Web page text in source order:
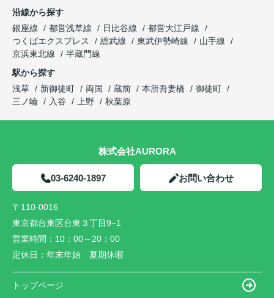
沿線から探す
銀座線
都営浅草線 日比谷線
都営大江戸線
つくばエクスプレス
総武線 東武伊勢崎線
山手線
京浜東北線
半蔵門線
駅から探す
浅草
新御徒町 両国 蔵前 本所吾妻橋
御徒町
三ノ輪
入谷 上野 秋葉原
株式会社AURORA
03-6240-1897 お問い合わせ
〒110-0016
東京都台東区台東３丁目9−1
営業時間： 10：00～20：00
定休日： 年末年始 夏期休暇
トップページ